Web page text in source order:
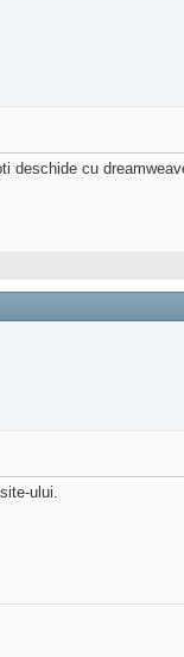
deschide cu
ului.